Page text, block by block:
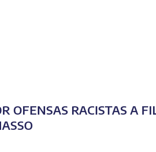
OFENSAS RACISTAS A